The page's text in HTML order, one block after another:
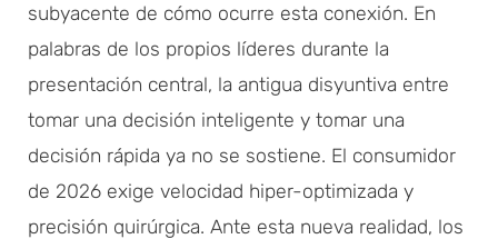
subyacente de cómo ocurre esta conexión. En
palabras de los propios líderes durante la
presentación central, la antigua disyuntiva entre
tomar una decisión inteligente y tomar una
decisión rápida ya no se sostiene. El consumidor
de 2026 exige velocidad hiper-optimizada y
precisión quirúrgica. Ante esta nueva realidad, los